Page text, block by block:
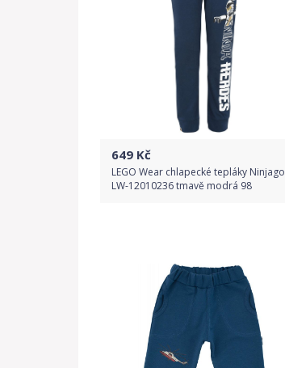
649 Kč
LEGO Wear chlapecké tepláky Ninjago
LW-12010236 tmavě modrá 98
Detail produktu